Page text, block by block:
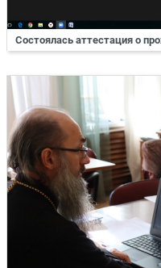
Состоялась аттестация о